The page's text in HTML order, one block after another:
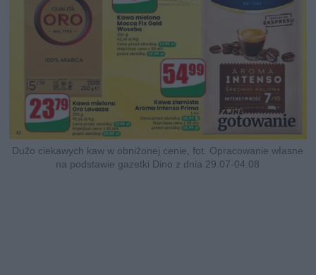
Dużo ciekawych kaw w obniżonej cenie, fot. Opracowanie własne
na podstawie gazetki Dino z dnia 29.07-04.08